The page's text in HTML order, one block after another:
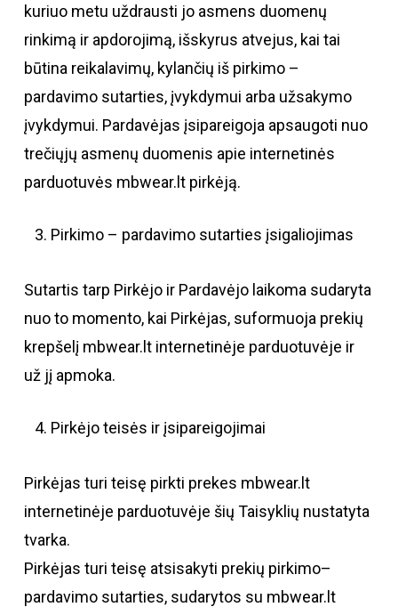
kuriuo metu uždrausti jo asmens duomenų
rinkimą ir apdorojimą, išskyrus atvejus, kai tai
būtina reikalavimų, kylančių iš pirkimo –
pardavimo sutarties, įvykdymui arba užsakymo
įvykdymui. Pardavėjas įsipareigoja apsaugoti nuo
trečiųjų asmenų duomenis apie internetinės
parduotuvės mbwear.lt pirkėją.
Pirkimo – pardavimo sutarties įsigaliojimas
Sutartis tarp Pirkėjo ir Pardavėjo laikoma sudaryta
nuo to momento, kai Pirkėjas, suformuoja prekių
krepšelį mbwear.lt internetinėje parduotuvėje ir
už jį apmoka.
Pirkėjo teisės ir įsipareigojimai
Pirkėjas turi teisę pirkti prekes mbwear.lt
internetinėje parduotuvėje šių Taisyklių nustatyta
tvarka.
Pirkėjas turi teisę atsisakyti prekių pirkimo–
pardavimo sutarties, sudarytos su mbwear.lt